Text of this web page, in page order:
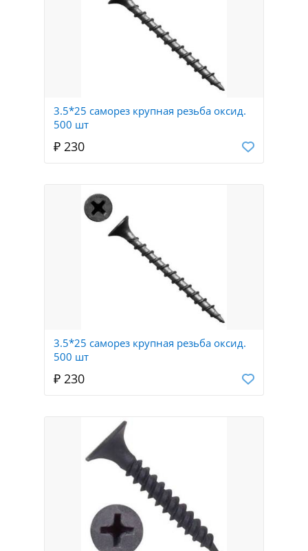
3.5*25 саморез крупная резьба оксид.
500 шт
₽ 230
3.5*25 саморез крупная резьба оксид.
500 шт
₽ 230